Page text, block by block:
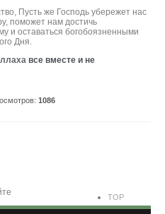
Пусть же Господь убережет нас
поможет нам достичь
и оставаться богобоязненными
Дня.
все вместе и не
1086
TOP